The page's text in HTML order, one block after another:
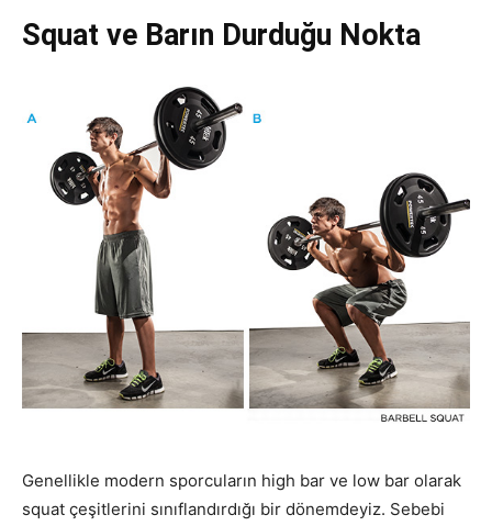
Squat ve Barın Durduğu Nokta
Genellikle modern sporcuların high bar ve low bar olarak
squat çeşitlerini sınıflandırdığı bir dönemdeyiz. Sebebi